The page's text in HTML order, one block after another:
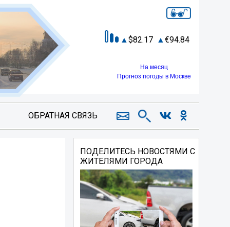
82.17 94.84
На месяц
Прогноз погоды в Москве
ОБРАТНАЯ СВЯЗЬ
ПОДЕЛИТЕСЬ НОВОСТЯМИ С
ЖИТЕЛЯМИ ГОРОДА